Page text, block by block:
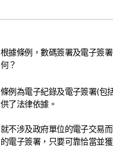
根據條例，數碼簽署及電子簽
何？
條例為電子紀錄及電子簽署(包
供了法律依據。
就不涉及政府單位的電子交易
的電子簽署，只要可靠恰當並